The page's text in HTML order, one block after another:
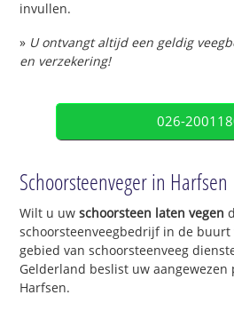
invullen.
» U ontvangt altijd een geldig
en verzekering!
026-
Schoorsteenveger in Harfsen
Wilt u uwschoorsteen laten vegen
schoorsteenveegbedrijf in de buurt
gebied van schoorsteenveeg
Gelderland beslist uw
Harfsen.